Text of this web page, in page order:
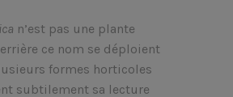
n’est pas une plante
ce nom se déploient
formes horticoles
subtilement sa lecture